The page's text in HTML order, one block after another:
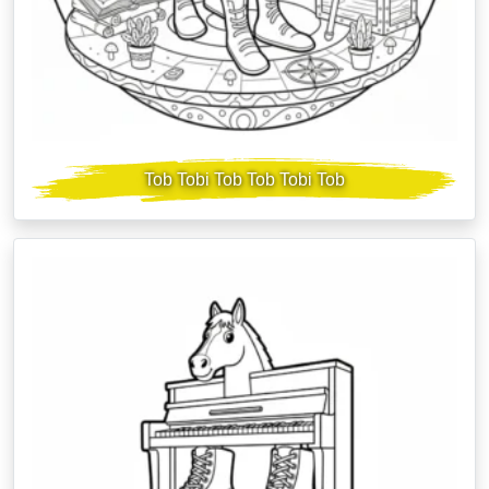
Tob Tobi Tob Tob Tobi Tob